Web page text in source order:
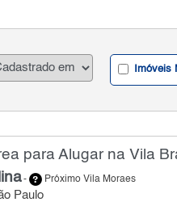
Imóveis
para Alugar na Vila
- Próximo Vila Moraes
Paulo